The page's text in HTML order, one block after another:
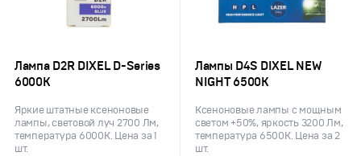
Лампа D2R DIXEL D-Series
6000K
Яркие штатные ксеноновые
лампы, световой луч 2700 Лм,
температура 6000K. Цена за 1
шт.
Лампы D4S DIXEL NEW
NIGHT 6500K
Ксеноновые лампы с мощным
светом +50%, яркость 3200 Лм,
температура 6500K. Цена за 2
шт.